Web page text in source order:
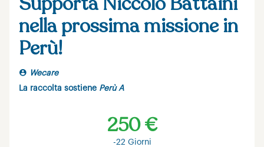
nella prossima missione in
Perù!
Wecare
La raccolta sostiene Perù A
250 €
-22 Giorni